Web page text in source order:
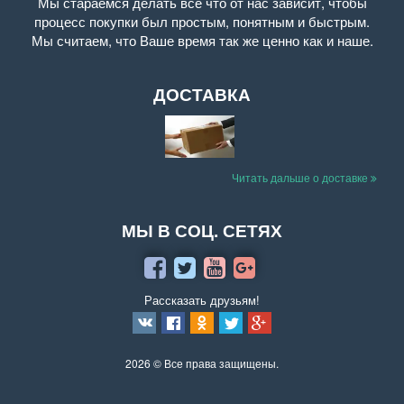
процесс покупки был простым, понятным и быстрым.
Мы считаем, что Ваше время так же ценно как и наше.
ДОСТАВКА
Читать дальше о доставке
МЫ В СОЦ. СЕТЯХ
Рассказать друзьям!
2026 © Все права защищены.